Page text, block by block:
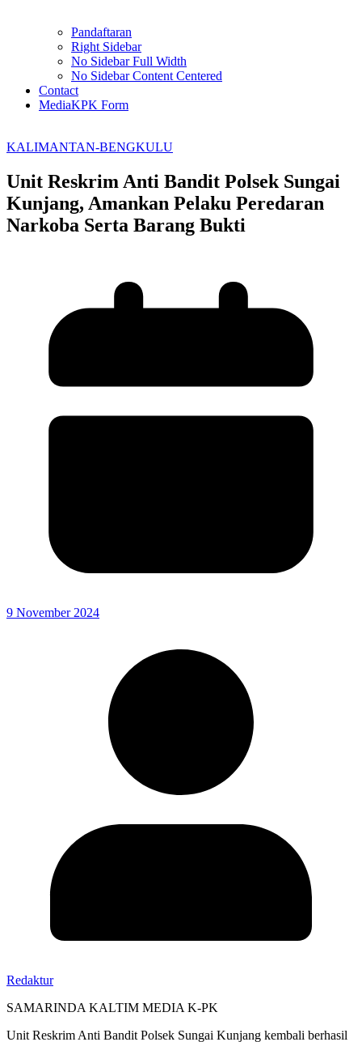
Pandaftaran
Right Sidebar
No Sidebar Full Width
No Sidebar Content Centered
Contact
MediaKPK Form
KALIMANTAN-BENGKULU
Unit Reskrim Anti Bandit Polsek Sungai
Kunjang, Amankan Pelaku Peredaran
Narkoba Serta Barang Bukti
9 November 2024
Redaktur
SAMARINDA KALTIM MEDIA K-PK
Unit Reskrim Anti Bandit Polsek Sungai Kunjang kembali berhasil